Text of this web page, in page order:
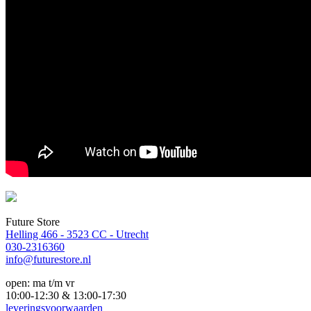
Future Store
Helling 466 - 3523 CC - Utrecht
030-2316360
info@futurestore.nl
open: ma t/m vr
10:00-12:30 & 13:00-17:30
leveringsvoorwaarden